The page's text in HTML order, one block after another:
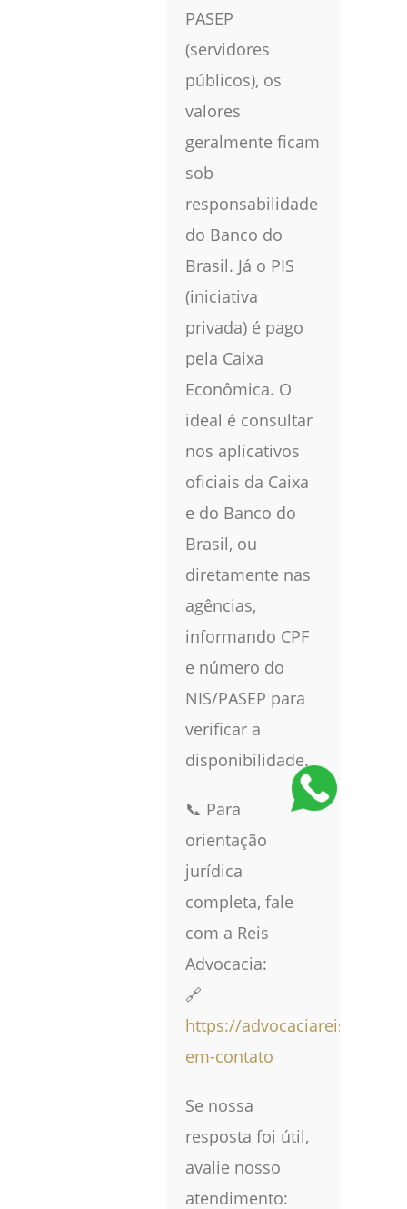
PASEP
(servidores
públicos), os
valores
geralmente ficam
sob
responsabilidade
do Banco do
Brasil. Já o PIS
(iniciativa
privada) é pago
pela Caixa
Econômica. O
ideal é consultar
nos aplicativos
oficiais da Caixa
e do Banco do
Brasil, ou
diretamente nas
agências,
informando CPF
e número do
NIS/PASEP para
verificar a
disponibilidade.
📞 Para
orientação
jurídica
completa, fale
com a Reis
Advocacia:
🔗
https://
em-contato
Se nossa
resposta foi útil,
avalie nosso
atendimento: